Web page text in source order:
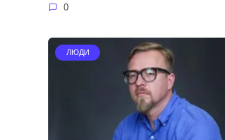
0
ЛЮДИ